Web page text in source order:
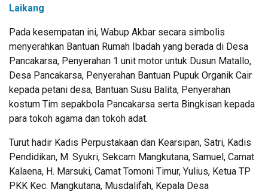
Laikang
Pada kesempatan ini, Wabup Akbar secara simbolis
menyerahkan Bantuan Rumah Ibadah yang berada di Desa
Pancakarsa, Penyerahan 1 unit motor untuk Dusun Matallo,
Desa Pancakarsa, Penyerahan Bantuan Pupuk Organik Cair
kepada petani desa, Bantuan Susu Balita, Penyerahan
kostum Tim sepakbola Pancakarsa serta Bingkisan kepada
para tokoh agama dan tokoh adat.
Turut hadir Kadis Perpustakaan dan Kearsipan, Satri, Kadis
Pendidikan, M. Syukri, Sekcam Mangkutana, Samuel, Camat
Kalaena, H. Marsuki, Camat Tomoni Timur, Yulius, Ketua TP
PKK Kec. Mangkutana, Musdalifah, Kepala Desa